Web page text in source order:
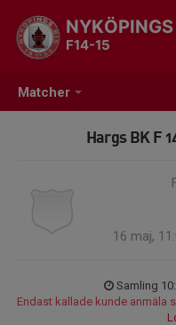
Matcher
F14-15
Hargs BK F
16 maj,
Samling
Endast kallade kunde anmäla